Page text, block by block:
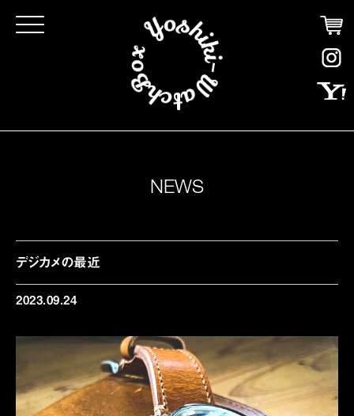
Click
NEWS
デジカメの最近
2023.09.24